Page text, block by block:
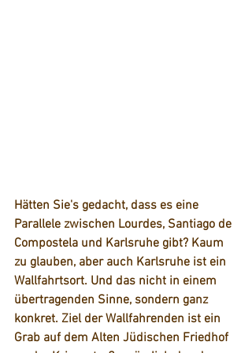
Hätten Sie's gedacht, dass es eine
Parallele zwischen Lourdes, Santiago de
Compostela und Karlsruhe gibt? Kaum
zu glauben, aber auch Karlsruhe ist ein
Wallfahrtsort. Und das nicht in einem
übertragenden Sinne, sondern ganz
konkret. Ziel der Wallfahrenden ist ein
Grab auf dem Alten Jüdischen Friedhof